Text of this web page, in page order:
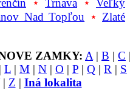
⋆ Trnava ⋆ Veľký
Nad Topľou ⋆ Zlaté
ZAMKY: A| B | C
| L | M | N | O | P | Q | R | S
| Z | Iná lokalita